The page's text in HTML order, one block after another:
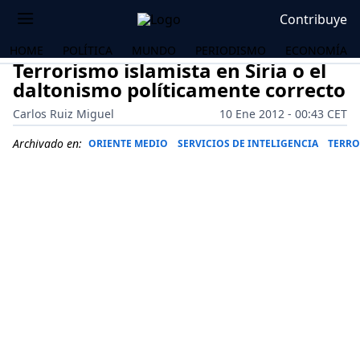
Contribuye
HOME POLÍTICA MUNDO PERIODISMO ECONOMÍA
Terrorismo islamista en Siria o el
daltonismo políticamente correcto
Carlos Ruiz Miguel
10 Ene 2012 - 00:43 CET
Archivado en: ORIENTE MEDIO SERVICIOS DE INTELIGENCIA